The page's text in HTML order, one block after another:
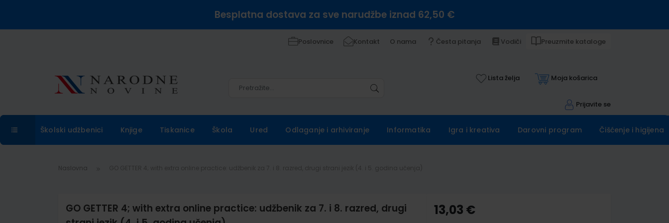
Besplatna dostava za sve narudžbe iznad 62,50 €
Poslovnice Kontakt O nama Česta pitanja Vodiči Preuzmite kataloge
Lista želja Moja košarica
Prijavite se
Školski udžbenici Knjige Tiskanice Škola Ured Odlaganje i arhiviranje Informatika Igra i kreativa Darovni program Čišćenje i higijena
Naslovna
GO GETTER 4; with extra online practice: udžbenik za 7. i 8. razred, drugi
13,03 €